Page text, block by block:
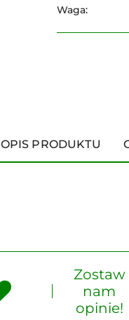
Waga:
OPIS PRODUKTU
Zostaw
nam
opinie!